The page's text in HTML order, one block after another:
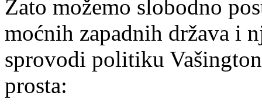
Zato možemo slobodno
moćnih zapadnih država i
sprovodi politiku
prosta: